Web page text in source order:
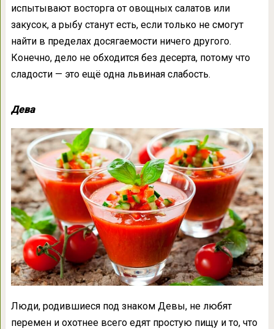
испытывают восторга от овощных салатов или
закусок, а рыбу станут есть, если только не смогут
найти в пределах досягаемости ничего другого.
Конечно, дело не обходится без десерта, потому что
сладости — это ещё одна львиная слабость.
Дева
Люди, родившиеся под знаком Девы, не любят
перемен и охотнее всего едят простую пищу и то, что